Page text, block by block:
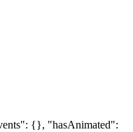
{}, "hasAnimated":